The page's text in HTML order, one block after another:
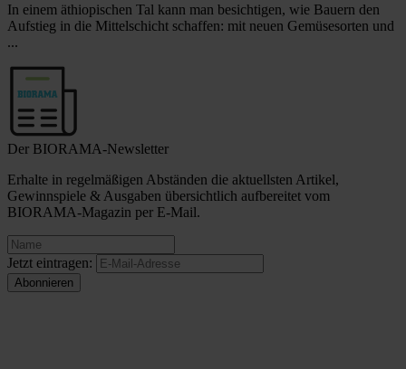
In einem äthiopischen Tal kann man besichtigen, wie Bauern den
Aufstieg in die Mittelschicht schaffen: mit neuen Gemüsesorten und
...
Der BIORAMA-Newsletter
Erhalte in regelmäßigen Abständen die aktuellsten Artikel,
Gewinnspiele & Ausgaben übersichtlich aufbereitet vom
BIORAMA-Magazin per E-Mail.
Jetzt eintragen: